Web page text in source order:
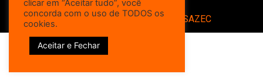
reservados
Desenvolvido e Hospedado por
SAZEC
clicar em “Aceitar tudo”, você
concorda com o uso de TODOS os
cookies.
Aceitar e Fechar